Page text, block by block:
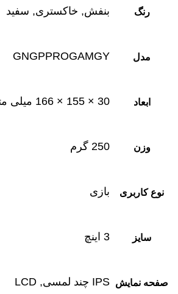
رنگ بنفش, خاکستری, سفید
مدل GNGPPROGAMGY
ابعاد 30 × 155 × 166 میلی ‌متر
وزن 250 گرم
نوع کاربری بازی
سایز 3 اینچ
صفحه نمایش IPS چند لمسی, LCD